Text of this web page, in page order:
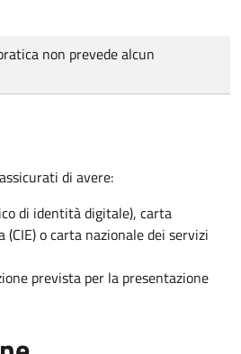
non prevede alcun
di avere:
di identità digitale), carta
o carta nazionale dei servizi
prevista per la presentazione